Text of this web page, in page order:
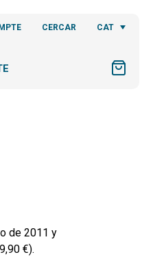
CERCAR CAT
de 2011 y
€).